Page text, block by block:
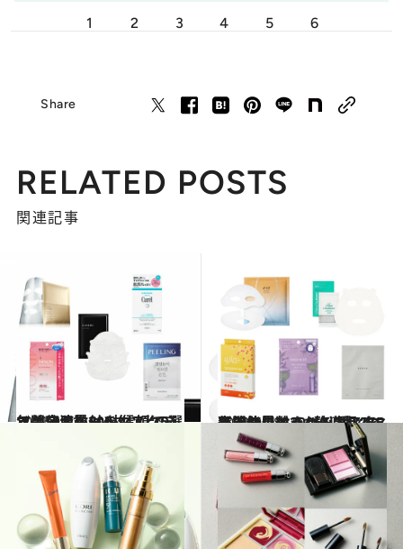
1 2 3 4 5 6
Share
RELATED POSTS
関連記事
2021.9.11
年間使用数200枚以上のマニアお墨付き 信頼できる美容液シートマスク5選
ビューティ＆ヘルス 2021.9.28
年間使用数200枚以上のマニアお墨付き “砂漠肌”をうるおしてくれる 愛しの高機能ローションマスク5選
ビューティ＆ヘルス